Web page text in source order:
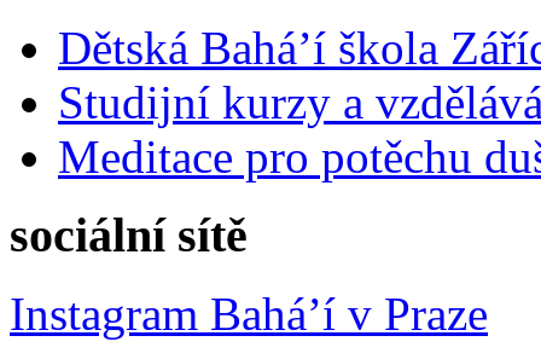
Dětská Bahá’í škola
Studijní kurzy a
Meditace pro potěchu
sociální sítě
Instagram Bahá’í v Praze